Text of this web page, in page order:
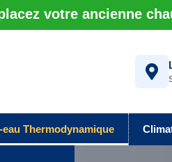
votre ancienne
eau Thermodynamique